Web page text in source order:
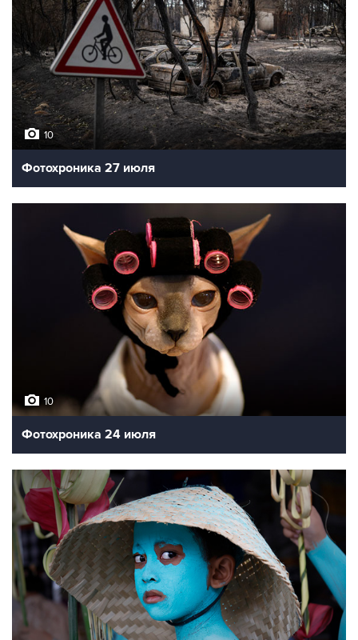
10
Фотохроника 27 июля
10
Фотохроника 24 июля